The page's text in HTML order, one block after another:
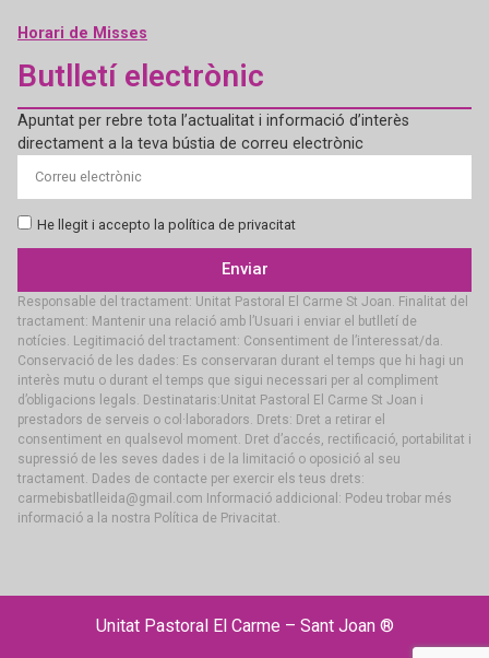
Horari de Misses
Butlletí electrònic
Apuntat per rebre tota l’actualitat i informació d’interès
directament a la teva bústia de correu electrònic
He llegit i accepto la política de privacitat
Enviar
Responsable del tractament: Unitat Pastoral El Carme St Joan. Finalitat del
tractament: Mantenir una relació amb l’Usuari i enviar el butlletí de
notícies. Legitimació del tractament: Consentiment de l’interessat/da.
Conservació de les dades: Es conservaran durant el temps que hi hagi un
interès mutu o durant el temps que sigui necessari per al compliment
d’obligacions legals. Destinataris:Unitat Pastoral El Carme St Joan i
prestadors de serveis o col·laboradors. Drets: Dret a retirar el
consentiment en qualsevol moment. Dret d’accés, rectificació, portabilitat i
supressió de les seves dades i de la limitació o oposició al seu
tractament. Dades de contacte per exercir els teus drets:
carmebisbatlleida@gmail.com Informació addicional: Podeu trobar més
informació a la nostra Política de Privacitat.
Unitat Pastoral El Carme – Sant Joan ®